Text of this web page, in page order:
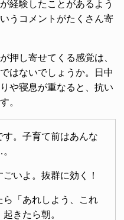
経験したことがあるよう
うコメントがたくさん寄
押し寄せてくる感覚は、
はないでしょうか。日中
や寝息が重なると、抗い
。
す。子育て前はあんな
いよ。抜群に効く！
ら「あれしよう、これ
きたら朝。